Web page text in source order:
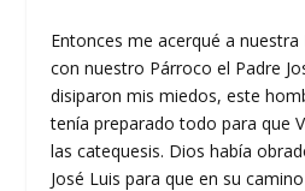
Entonces me acerqué a
con nuestro Párroco el Padre
disiparon mis miedos, este
tenía preparado todo para que
las catequesis. Dios había
José Luis para que en su